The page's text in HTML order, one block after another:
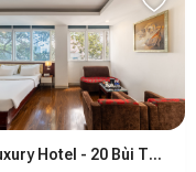
A25 Luxury Hotel - 20 Bùi Thị Xuân